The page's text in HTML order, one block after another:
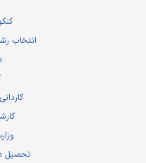
انتخاب
تحصیل